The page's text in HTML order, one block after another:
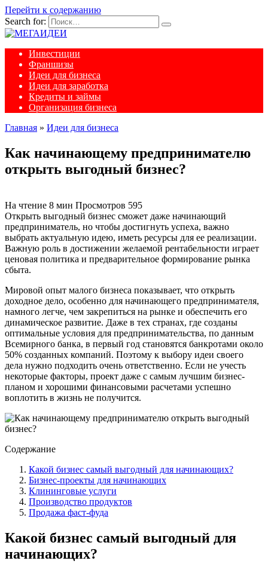
Перейти к содержанию
Search for:
Инвестиции
Франшизы
Идеи для бизнеса
Идеи для заработка
Кредиты и займы
Организация бизнеса
Главная » Идеи для бизнеса
Как начинающему предпринимателю
открыть выгодный бизнес?
На чтение 8 мин Просмотров 595
Открыть выгодный бизнес сможет даже начинающий
предприниматель, но чтобы достигнуть успеха, важно
выбрать актуальную идею, иметь ресурсы для ее реализации.
Важную роль в достижении желаемой рентабельности играет
ценовая политика и предварительное формирование рынка
сбыта.
Мировой опыт малого бизнеса показывает, что открыть
доходное дело, особенно для начинающего предпринимателя,
намного легче, чем закрепиться на рынке и обеспечить его
динамическое развитие. Даже в тех странах, где созданы
оптимальные условия для предпринимательства, по данным
Всемирного банка, в первый год становятся банкротами около
50% созданных компаний. Поэтому к выбору идеи своего
дела нужно подходить очень ответственно. Если не учесть
некоторые факторы, проект даже с самым лучшим бизнес-
планом и хорошими финансовыми расчетами успешно
воплотить в жизнь не получится.
Содержание
Какой бизнес самый выгодный для начинающих?
Бизнес-проекты для начинающих
Клининговые услуги
Производство продуктов
Продажа фаст-фуда
Какой бизнес самый выгодный для
начинающих?